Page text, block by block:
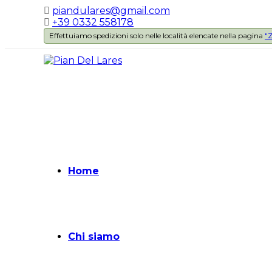
piandulares@gmail.com
+39 0332 558178
Effettuiamo spedizioni solo nelle località elencate nella pagina
Home
Chi siamo